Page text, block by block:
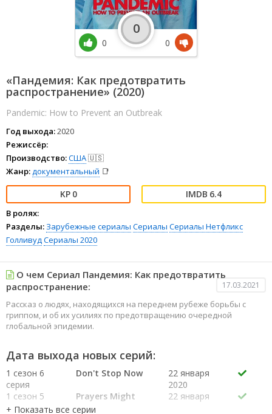
«Пандемия: Как предотвратить
распространение» (2020)
Pandemic: How to Prevent an Outbreak
Год выхода:2020
Режиссёр:
Производство:США🇺🇸
Жанр: документальный 📑
0 6.4
В ролях:
Разделы: Зарубежные сериалы Сериалы Сериалы Нетфликс
Голливуд Сериалы 2020
0
0
0
О чем Сериал Пандемия: Как предотвратить
распространение:
17.03.2021
Рассказ о людях, находящихся на переднем рубеже борьбы с
гриппом, и об их усилиях по предотвращению очередной
глобальной эпидемии.
Дата выхода новых серий:
1 сезон 6
серия
Don't Stop Now
22 января
2020
1 сезон 5
серия
Prayers Might
Work
22 января